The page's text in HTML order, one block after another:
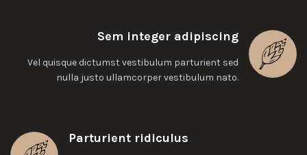
Sem integer adipiscing
Vel quisque dictumst vestibulum parturient sed
nulla justo ullamcorper vestibulum nato.
Parturient ridiculus